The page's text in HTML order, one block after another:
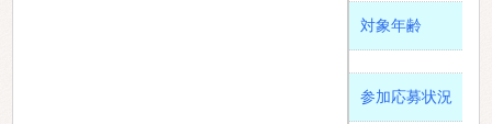
対象年齢
参加応募状況